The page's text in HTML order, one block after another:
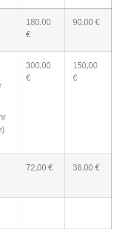
180,00
€
90,00 €
300,00
€
150,00
€
72,00 € 36,00 €